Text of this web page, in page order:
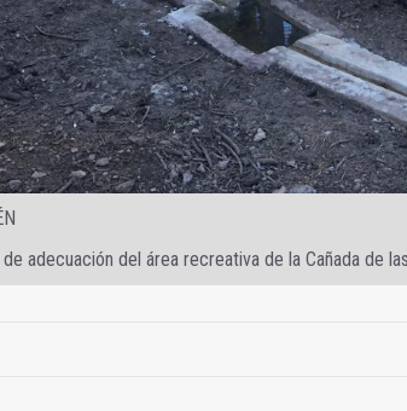
adecuación del área recreativa de la Cañada de